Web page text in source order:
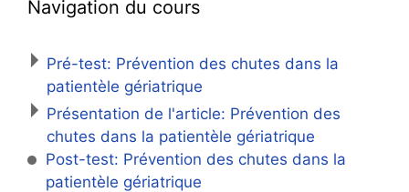
Navigation du cours
Pré-test: Prévention des chutes dans la
patientèle gériatrique
Présentation de l'article: Prévention des
chutes dans la patientèle gériatrique
Post-test: Prévention des chutes dans la
patientèle gériatrique